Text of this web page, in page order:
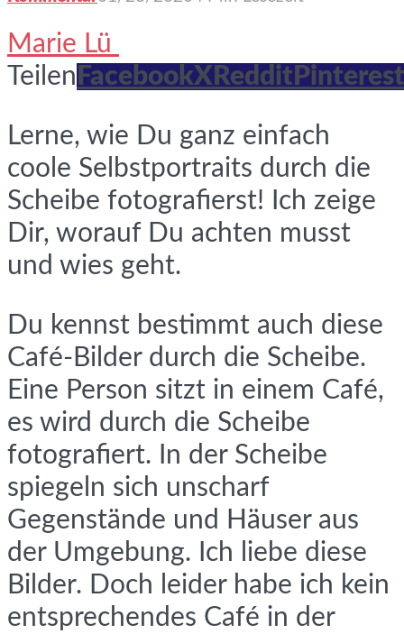
Marie Lü
Teilen FacebookX Reddit Pinterest
Lerne, wie Du ganz einfach
coole Selbstportraits durch die
Scheibe fotografierst! Ich zeige
Dir, worauf Du achten musst
und wies geht.
Du kennst bestimmt auch diese
Café-Bilder durch die Scheibe.
Eine Person sitzt in einem Café,
es wird durch die Scheibe
fotografiert. In der Scheibe
spiegeln sich unscharf
Gegenstände und Häuser aus
der Umgebung. Ich liebe diese
Bilder. Doch leider habe ich kein
entsprechendes Café in der